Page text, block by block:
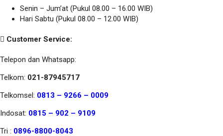
Senin – Jum’at (Pukul 08.00 – 16.00 WIB)
Hari Sabtu (Pukul 08.00 – 12.00 WIB)
Customer Service:
Telepon dan Whatsapp:
Telkom: 021-87945717
Telkomsel: 0813 – 9266 – 0009
Indosat: 0815 – 902 – 9109
Tri : 0896-8800-8043